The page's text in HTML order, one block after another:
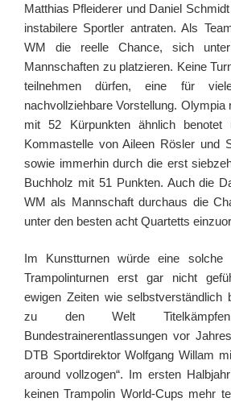
Matthias Pfleiderer und Daniel
instabilere Sportler antraten. Als
WM die reelle Chance, sich
Mannschaften zu platzieren. Keine
teilnehmen dürfen, eine für
nachvollziehbare Vorstellung. Olympia
mit 52 Kürpunkten ähnlich
Kommastelle von Aileen Rösler und
sowie immerhin durch die erst
Buchholz mit 51 Punkten. Auch die
WM als Mannschaft durchaus die
unter den besten acht Quartetts
Im Kunstturnen würde eine solche
Trampolinturnen erst gar nicht
ewigen Zeiten wie selbstverständlich
zu den Welt
Bundestrainerentlassungen vor
DTB Sportdirektor Wolfgang Willam
around vollzogen“. Im ersten
keinen Trampolin World-Cups mehr